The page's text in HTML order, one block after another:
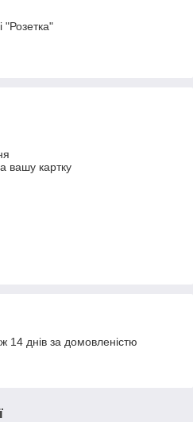
"Розетка"
вашу картку
14 днів за домовленістю